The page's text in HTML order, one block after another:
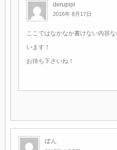
derupipi
2016年 8月17日
ここではなかなか書けない内容
います！
お待ち下さいね！
ぽん